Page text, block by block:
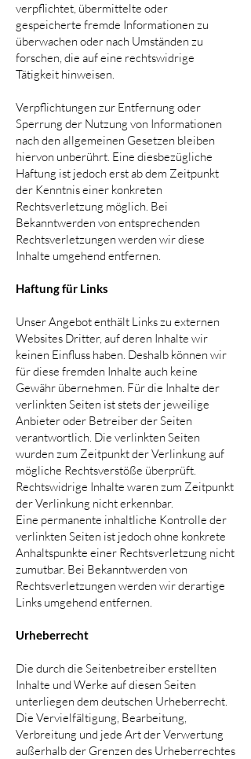
verpflichtet, übermittelte oder
gespeicherte fremde Informationen zu
überwachen oder nach Umständen zu
forschen, die auf eine rechtswidrige
Tätigkeit hinweisen.
Verpflichtungen zur Entfernung oder
Sperrung der Nutzung von Informationen
nach den allgemeinen Gesetzen bleiben
hiervon unberührt. Eine diesbezügliche
Haftung ist jedoch erst ab dem Zeitpunkt
der Kenntnis einer konkreten
Rechtsverletzung möglich. Bei
Bekanntwerden von entsprechenden
Rechtsverletzungen werden wir diese
Inhalte umgehend entfernen.
Haftung für Links
Unser Angebot enthält Links zu externen
Websites Dritter, auf deren Inhalte wir
keinen Einfluss haben. Deshalb können wir
für diese fremden Inhalte auch keine
Gewähr übernehmen. Für die Inhalte der
verlinkten Seiten ist stets der jeweilige
Anbieter oder Betreiber der Seiten
verantwortlich. Die verlinkten Seiten
wurden zum Zeitpunkt der Verlinkung auf
mögliche Rechtsverstöße überprüft.
Rechtswidrige Inhalte waren zum Zeitpunkt
der Verlinkung nicht erkennbar.
Eine permanente inhaltliche Kontrolle der
verlinkten Seiten ist jedoch ohne konkrete
Anhaltspunkte einer Rechtsverletzung nicht
zumutbar. Bei Bekanntwerden von
Rechtsverletzungen werden wir derartige
Links umgehend entfernen.
Urheberrecht
Die durch die Seitenbetreiber erstellten
Inhalte und Werke auf diesen Seiten
unterliegen dem deutschen Urheberrecht.
Die Vervielfältigung, Bearbeitung,
Verbreitung und jede Art der Verwertung
außerhalb der Grenzen des Urheberrechtes